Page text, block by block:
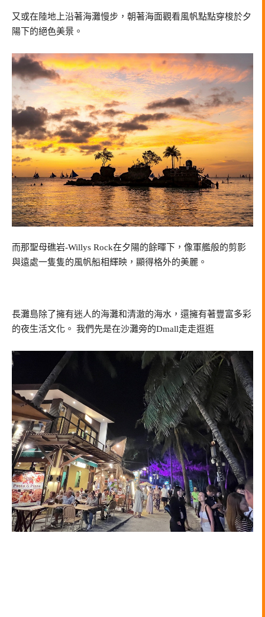
又或在陸地上沿著海灘慢步，朝著海面觀看風帆點點穿梭於夕
陽下的絕色美景。
而那聖母礁岩-Willys Rock在夕陽的餘暉下，像軍艦般的剪影
與遠處一隻隻的風帆船相輝映，顯得格外的美麗。
長灘島除了擁有迷人的海灘和清澈的海水，還擁有著豐富多彩
的夜生活文化。 我們先是在沙灘旁的Dmall走走逛逛